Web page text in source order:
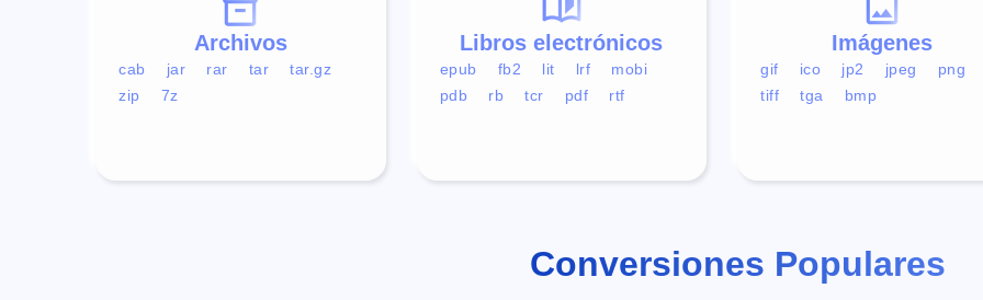
Imágenes
gif ico jp2 jpeg
png
tiff
tga bmp
Libros electrónicos
epub fb2 lit lrf
mobi
pdb
rb tcr pdf rtf
Archivos
cab jar rar tar
tar.gz
zip
7z
Conversiones Populares